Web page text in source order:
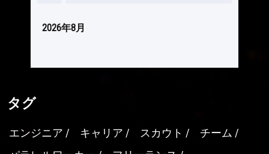
2026年8月
タグ
エンジニア キャリア スカウト
チーム